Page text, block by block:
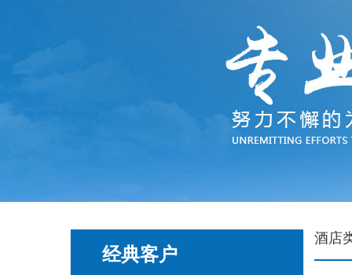
经典客户
酒店